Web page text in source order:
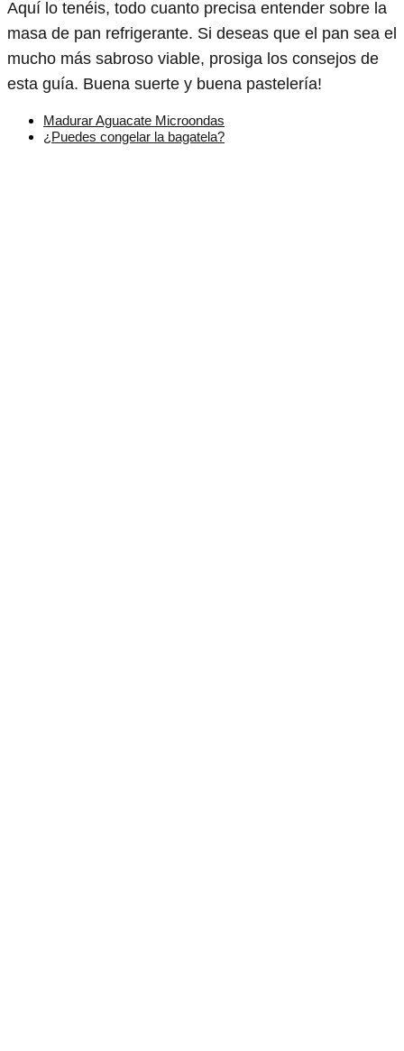
Aquí lo tenéis, todo cuanto precisa entender sobre la
masa de pan refrigerante. Si deseas que el pan sea el
mucho más sabroso viable, prosiga los consejos de
esta guía. Buena suerte y buena pastelería!
Madurar Aguacate Microondas
¿Puedes congelar la bagatela?